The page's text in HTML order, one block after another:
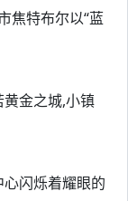
焦特布尔以“蓝
金之城,小镇
闪烁着耀眼的